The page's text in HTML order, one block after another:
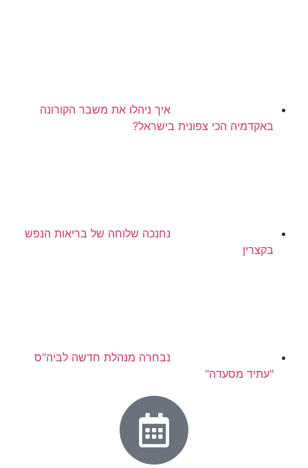
איך ניהלו את משבר הקורונה
באקדמיה הכי צפונית בישראל?
נחנכה שלוחה של בריאות הנפש
בקצרין
נבחרה מנהלת חדשה לביה"ס
"עתיד מסעדה"